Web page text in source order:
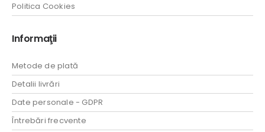
Politica Cookies
Informaţii
Metode de plată
Detalii livrări
Date personale - GDPR
Întrebări frecvente